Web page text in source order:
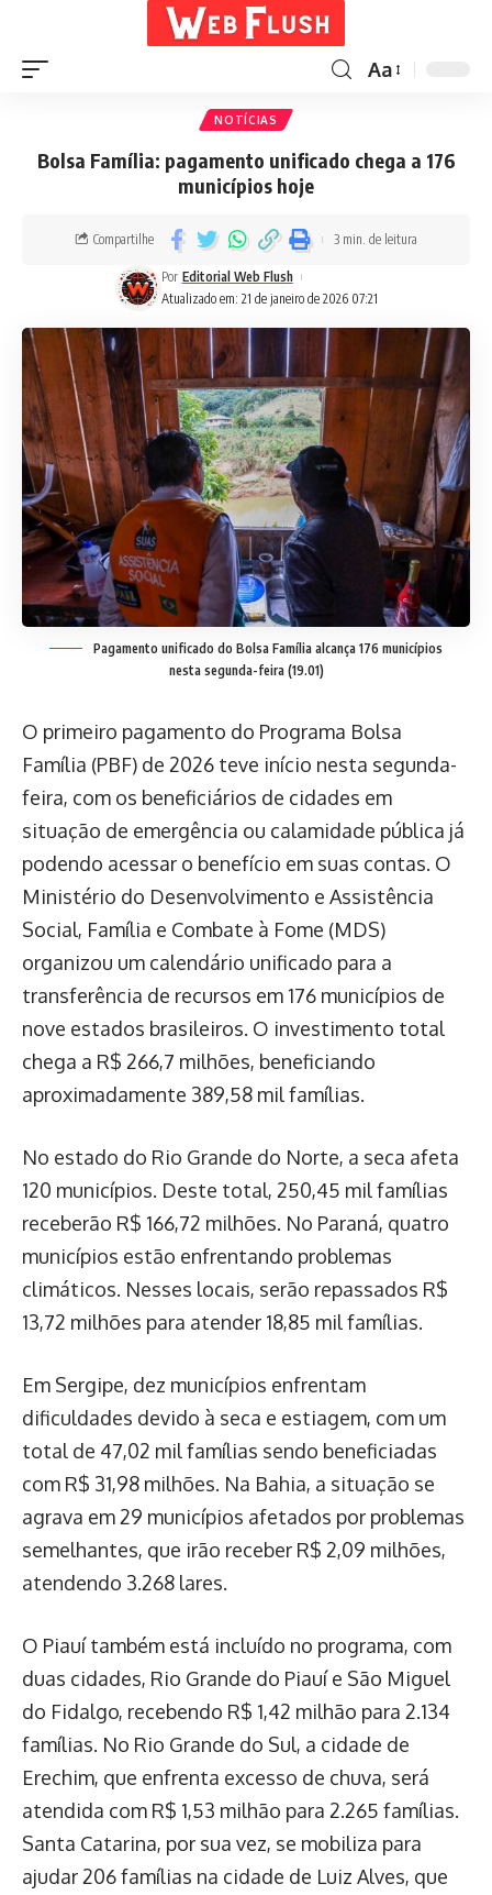
Aa
NOTÍCIAS
Bolsa Família: pagamento unificado chega a 176
municípios hoje
Atualizado em: 21 de janeiro de 2026 07:21
Por Editorial Web Flush
Compartilhe 3 min. de leitura
Pagamento unificado do Bolsa Família alcança 176 municípios
nesta segunda-feira (19.01)
O primeiro pagamento do Programa Bolsa
Família (PBF) de 2026 teve início nesta segunda-
feira, com os beneficiários de cidades em
situação de emergência ou calamidade pública já
podendo acessar o benefício em suas contas. O
Ministério do Desenvolvimento e Assistência
Social, Família e Combate à Fome (MDS)
organizou um calendário unificado para a
transferência de recursos em 176 municípios de
nove estados brasileiros. O investimento total
chega a R$ 266,7 milhões, beneficiando
aproximadamente 389,58 mil famílias.
No estado do Rio Grande do Norte, a seca afeta
120 municípios. Deste total, 250,45 mil famílias
receberão R$ 166,72 milhões. No Paraná, quatro
municípios estão enfrentando problemas
climáticos. Nesses locais, serão repassados R$
13,72 milhões para atender 18,85 mil famílias.
Em Sergipe, dez municípios enfrentam
dificuldades devido à seca e estiagem, com um
total de 47,02 mil famílias sendo beneficiadas
com R$ 31,98 milhões. Na Bahia, a situação se
agrava em 29 municípios afetados por problemas
semelhantes, que irão receber R$ 2,09 milhões,
atendendo 3.268 lares.
O Piauí também está incluído no programa, com
duas cidades, Rio Grande do Piauí e São Miguel
do Fidalgo, recebendo R$ 1,42 milhão para 2.134
famílias. No Rio Grande do Sul, a cidade de
Erechim, que enfrenta excesso de chuva, será
atendida com R$ 1,53 milhão para 2.265 famílias.
Santa Catarina, por sua vez, se mobiliza para
ajudar 206 famílias na cidade de Luiz Alves, que